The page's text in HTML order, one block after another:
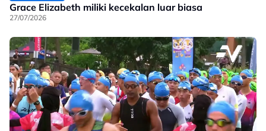
Grace Elizabeth miliki kecekalan luar biasa
27/07/2026